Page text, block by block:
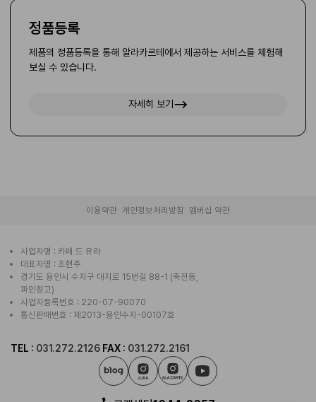
정품등록
제품의 정품등록을 통해 알라카르테에서 제공하는 서비스를 체험해
보실 수 있습니다.
자세히 보기
사업자명 : 카페 드 유라
대표자명 : 조현주
경기도 용인시 수지구 대지로 15번길 88-1 (죽전동,
파인창고)
사업자등록번호 : 220-07-90070
통신판매번호 : 제2013-용인수지-00107호
TEL : 031.272.2126 FAX : 031.272.2161
이용약관 개인정보처리방침 멤버십 약관